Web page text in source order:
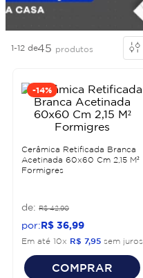
1-12 de45 produtos
-14%
Cerâmica Retificada Branca
Acetinada 60x60 Cm 2,15 M²
Formigres
R$ 42,90
R$ 36 99
Em até 10x R$ 7,95 sem juros
COMPRAR